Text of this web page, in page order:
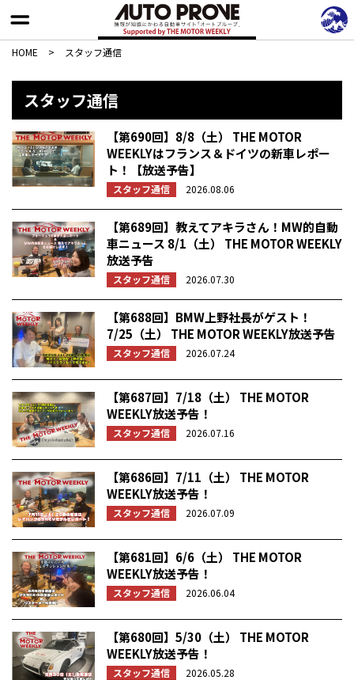
HOME > スタッフ通信
スタッフ通信
【第690回】8/8（土） THE MOTOR
WEEKLYはフランス＆ドイツの新車レポー
ト！【放送予告】
スタッフ通信 2026.08.06
【第689回】教えてアキラさん！MW的自動
車ニュース 8/1（土） THE MOTOR WEEKLY
放送予告
スタッフ通信 2026.07.30
【第688回】BMW上野社長がゲスト！
7/25（土） THE MOTOR WEEKLY放送予告
スタッフ通信 2026.07.24
【第687回】7/18（土） THE MOTOR
WEEKLY放送予告！
スタッフ通信 2026.07.16
【第686回】7/11（土） THE MOTOR
WEEKLY放送予告！
スタッフ通信 2026.07.09
【第681回】6/6（土） THE MOTOR
WEEKLY放送予告！
スタッフ通信 2026.06.04
【第680回】5/30（土） THE MOTOR
WEEKLY放送予告！
スタッフ通信 2026.05.28